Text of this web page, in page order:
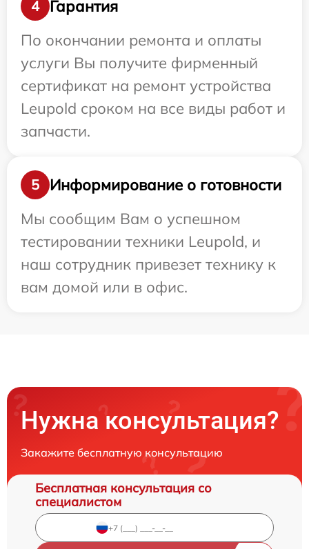
4
Гарантия
По окончании ремонта и оплаты
услуги Вы получите фирменный
сертификат на ремонт устройства
Leupold сроком на все виды работ и
запчасти.
5
Информирование о готовности
Мы сообщим Вам о успешном
тестировании техники Leupold, и
наш сотрудник привезет технику к
вам домой или в офис.
Нужна консультация?
Закажите бесплатную консультацию
Бесплатная консультация со
специалистом